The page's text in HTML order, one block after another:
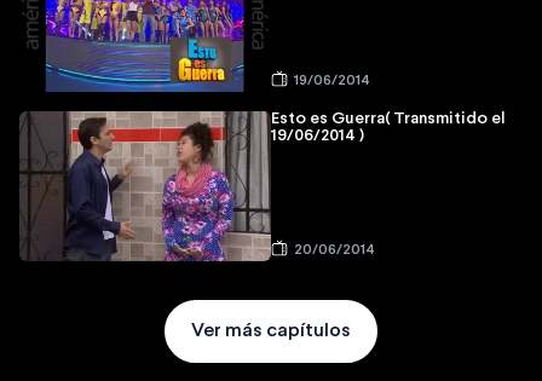
19/06/2014
Esto es Guerra( Transmitido el
19/06/2014 )
20/06/2014
Ver más capítulos